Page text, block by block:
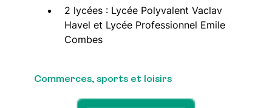
2 lycées : Lycée Polyvalent Vaclav
Havel et Lycée Professionnel Emile
Combes
Commerces, sports et loisirs